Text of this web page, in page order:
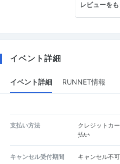
レビューを
イベント詳細
イベント詳細 RUNNET情報
支払い方法 クレジットカ
払い
キャンセル受付期間 キャンセル不可